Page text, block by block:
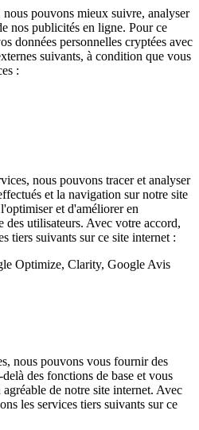
nous pouvons mieux suivre, analyser
nos publicités en ligne. Pour ce
données personnelles cryptées avec
suivants, à condition que vous
:
nous pouvons tracer et analyser
et la navigation sur notre site
et d'améliorer en
des utilisateurs. Avec votre accord,
tiers suivants sur ce site internet :
Optimize, Clarity, Google Avis
nous pouvons vous fournir des
des fonctions de base et vous
de notre site internet. Avec
les services tiers suivants sur ce